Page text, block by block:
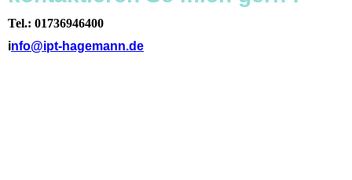
Tel.: 01736946400
info@ipt-hagemann.de